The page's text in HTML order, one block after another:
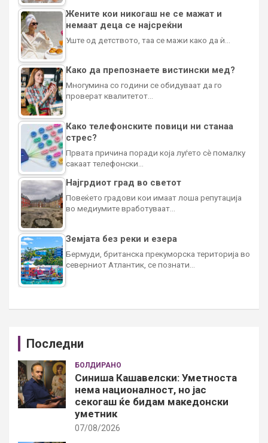
Жените кои никогаш не се мажат и
немаат деца се најсреќни
Уште од детството, таа се мажи како да ѝ…
Како да препознаете вистински мед?
Многумина со години се обидуваат да го
проверат квалитетот…
Како телефонските повици ни станаа
стрес?
Првата причина поради која луѓето сè помалку
сакаат телефонски…
Најгрдиот град во светот
Повеќето градови кои имаат лоша репутација
во медиумите вработуваат…
Земјата без реки и езера
Бермуди, британска прекуморска територија во
северниот Атлантик, се познати…
Последни
БОЛДИРАНО
Синиша Кашавелски: Уметноста
нема националност, но јас
секогаш ќе бидам македонски
уметник
07/08/2026